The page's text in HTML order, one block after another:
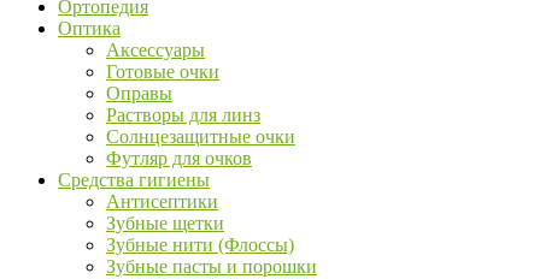
Ортопедия
Оптика
Аксессуары
Готовые очки
Оправы
Растворы для линз
Солнцезащитные очки
Футляр для очков
Средства гигиены
Антисептики
Зубные щетки
Зубные нити (Флоссы)
Зубные пасты и порошки